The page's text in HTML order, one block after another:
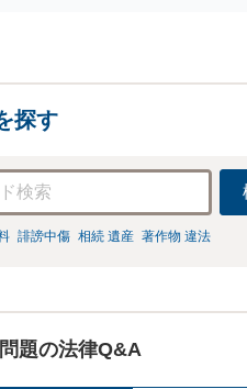
探す
誹謗中傷 相続 遺産 著作物 違法
題の法律Q&A